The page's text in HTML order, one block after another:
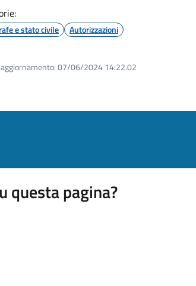
e stato civile Autorizzazioni
07/06/2024 14:22.02
questa pagina?